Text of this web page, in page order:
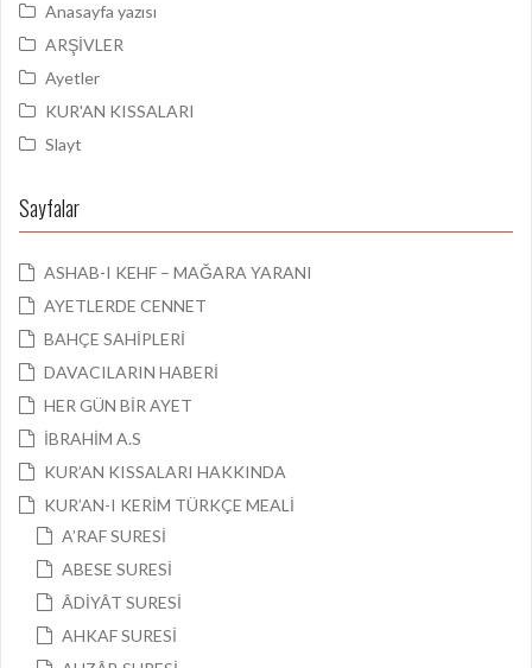
Anasayfa yazısı
ARŞİVLER
Ayetler
KUR'AN KISSALARI
Slayt
Sayfalar
ASHAB-I KEHF – MAĞARA YARANI
AYETLERDE CENNET
BAHÇE SAHİPLERİ
DAVACILARIN HABERİ
HER GÜN BİR AYET
İBRAHİM A.S
KUR’AN KISSALARI HAKKINDA
KUR’AN-I KERİM TÜRKÇE MEALİ
A’RAF SURESİ
ABESE SURESİ
ÂDİYÂT SURESİ
AHKAF SURESİ